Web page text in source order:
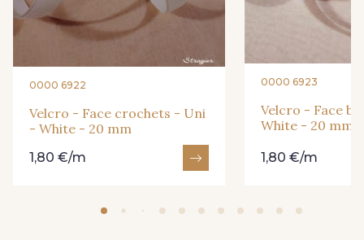
0000 6922
Velcro - Face crochets - Uni
- White - 20 mm
1,80 €/m
0000 6923
Velcro - Face
White - 20 mm
1,80 €/m